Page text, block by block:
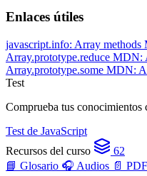
Enlaces útiles
javascript.info: Array methods
Array.prototype.reduce MDN:
Array.prototype.some MDN:
Test
Comprueba tus conocimientos
Test de JavaScript
Recursos del curso
62
📘 Glosario 🎧 Audios 📄